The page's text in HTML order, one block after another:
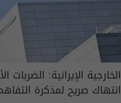
الخارجية الإيرانية: الضربات
انتهاك صريح لمذكرة